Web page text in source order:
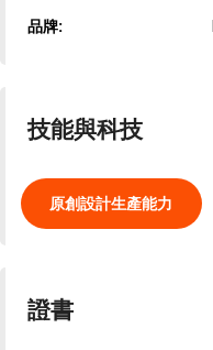
品牌:
技能與科技
原創設計生產能力
證書